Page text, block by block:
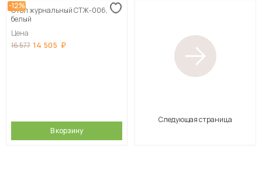
-12%
Стол журнальный СТЖ-006,
белый
Цена
16 577 14 505
В корзину
Следующая страница